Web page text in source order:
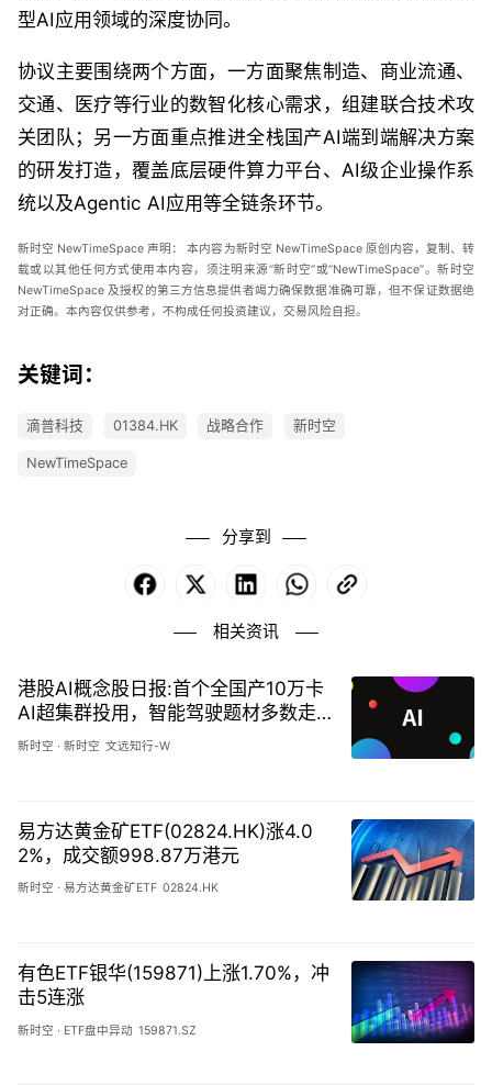
型AI应用领域的深度协同。
协议主要围绕两个方面，一方面聚焦制造、商业流通、
交通、医疗等行业的数智化核心需求，组建联合技术攻
关团队；另一方面重点推进全栈国产AI端到端解决方案
的研发打造，覆盖底层硬件算力平台、AI级企业操作系
统以及Agentic AI应用等全链条环节。
新时空 NewTimeSpace 声明：
本内容为新时空 NewTimeSpace 原创内容，复制、转
载或以其他任何方式使用本内容，须注明来源“新时空”或“NewTimeSpace”。新时空
NewTimeSpace 及授权的第三方信息提供者竭力确保数据准确可靠，但不保证数据绝
对正确。本內容仅供参考，不构成任何投资建议，交易风险自担。
关键词：
滴普科技 01384.HK 战略合作 新时空
NewTimeSpace
分享到
Facebook LinkedIn WhatsApp
相关资讯
港股AI概念股日报:首个全国产10万卡
AI超集群投用，智能驾驶题材多数走
强-20260810
新时空 ·新时空 文远知行-W
易方达黄金矿ETF(02824.HK)涨4.0
2%，成交额998.87万港元
新时空 ·易方达黄金矿ETF 02824.HK
有色ETF银华(159871)上涨1.70%，冲
击5连涨
新时空 · ETF盘中异动 159871.SZ